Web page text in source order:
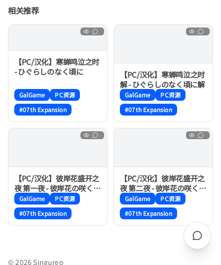
相关推荐
【PC/汉化】寒蝉鸣泣之时
- ひぐらしのなく頃に
GalGame
PC资源
#07th Expansion
【PC/汉化】寒蝉鸣泣之时
解 - ひぐらしのなく頃に解
GalGame
PC资源
#07th Expansion
【PC/汉化】彼岸花盛开之
夜 第一夜 - 彼岸花の咲く夜
に 第一夜
GalGame
PC资源
#07th Expansion
【PC/汉化】彼岸花盛开之
夜 第二夜 - 彼岸花の咲く夜
に 第二夜
GalGame
PC资源
#07th Expansion
© 2026 Singureo